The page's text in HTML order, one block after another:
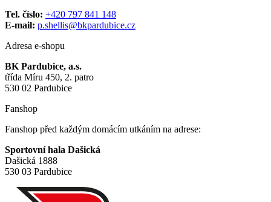
Tel. číslo: +420 797 841 148
E-mail: p.shellis@bkpardubice.cz
Adresa e-shopu
BK Pardubice, a.s.
třída Míru 450, 2. patro
530 02 Pardubice
Fanshop
Fanshop před každým domácím utkáním na adrese:
Sportovní hala Dašická
Dašická 1888
530 03 Pardubice